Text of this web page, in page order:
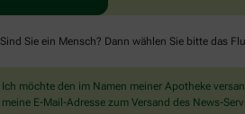
Sind Sie ein Mensch? Dann wählen Sie bitte das
Ich möchte den im Namen meiner Apotheke
meine E-Mail-Adresse zum Versand des News-